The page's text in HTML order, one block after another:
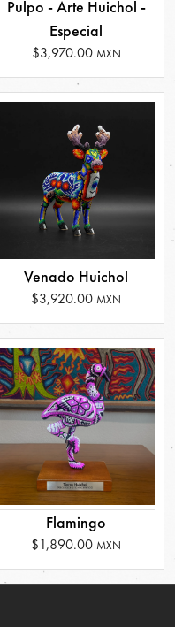
Pulpo - Arte Huichol -
Especial
$3,970.00 MXN
Venado Huichol
$3,920.00 MXN
Flamingo
$1,890.00 MXN